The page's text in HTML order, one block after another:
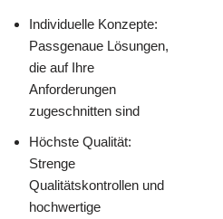
Individuelle Konzepte:
Passgenaue Lösungen,
die auf Ihre
Anforderungen
zugeschnitten sind
Höchste Qualität:
Strenge
Qualitätskontrollen und
hochwertige